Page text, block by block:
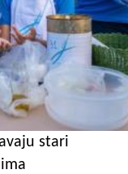
stari